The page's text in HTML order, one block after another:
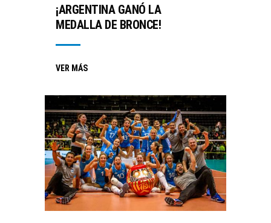
¡ARGENTINA GANÓ LA
MEDALLA DE BRONCE!
VER MÁS